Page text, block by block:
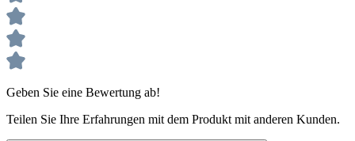
Geben Sie eine Bewertung ab!
Teilen Sie Ihre Erfahrungen mit dem Produkt mit anderen Kunden.